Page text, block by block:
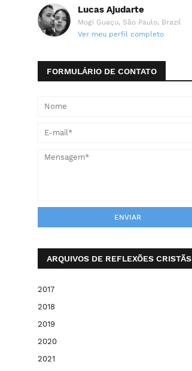
Lucas Ajudarte
Mogi Guaçu, São Paulo, Brazil
Ver meu perfil completo
FORMULÁRIO DE CONTATO
ARQUIVOS DE REFLEXÕES CRISTÃS
2017
2018
2019
2020
2021